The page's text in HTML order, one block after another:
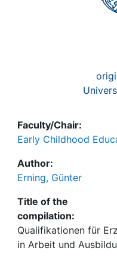
Faculty/Chair:
Early Childhood
Author:
Erning, Günter
Title of the
compilation:
Qualifikationen für
in Arbeit und